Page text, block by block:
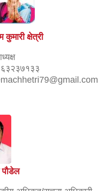
कुमारी क्षेत्री
पौडेल